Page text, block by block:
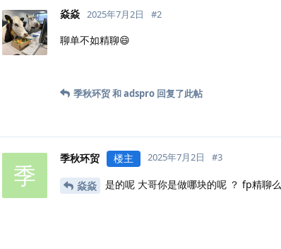
焱焱 2025年7月2日 #2
聊单不如精聊😄
季秋环贸和adspro 回复了此帖
季
季秋环贸 楼主 2025年7月2日 #3
焱焱 是的呢 大哥你是做哪块的呢 ？ fp精聊么